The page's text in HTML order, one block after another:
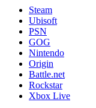
Steam
Ubisoft
PSN
GOG
Nintendo
Origin
Battle.net
Rockstar
Xbox Live